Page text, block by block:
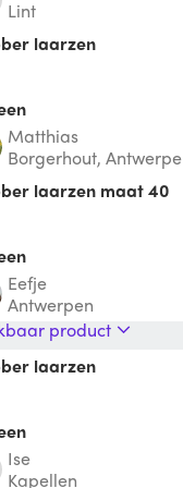
Lint
laarzen
Matthias
Borgerhout,
laarzen maat 40
Eefje
Antwerpen
product
laarzen
Ise
Kapellen